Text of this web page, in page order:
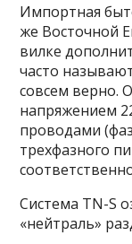
Импортная
же Восточной
вилке
часто
совсем верно.
напряжением
проводами
трехфазного
Система TN-S
«нейтраль»